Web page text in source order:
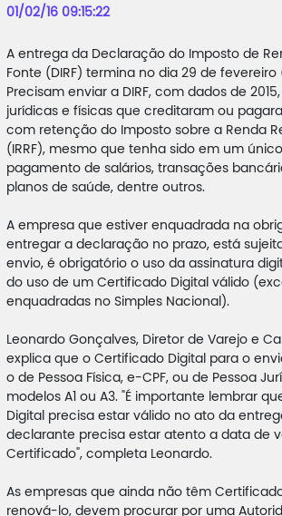
01/02/16 09:15:22
A entrega da Declaração do Imposto de
Fonte (DIRF) termina no dia 29 de
Precisam enviar a DIRF, com dados de
jurídicas e físicas que creditaram ou
com retenção do Imposto sobre a Renda
(IRRF), mesmo que tenha sido em um
pagamento de salários, transações
planos de saúde, dentre outros.
A empresa que estiver enquadrada na
entregar a declaração no prazo, está
envio, é obrigatório o uso da assinatura
do uso de um Certificado Digital válido
enquadradas no Simples Nacional).
Leonardo Gonçalves, Diretor de Varejo e
explica que o Certificado Digital para o
o de Pessoa Física, e-CPF, ou de Pessoa
modelos A1 ou A3. "É importante lembrar
Digital precisa estar válido no ato da
declarante precisa estar atento a data de
Certificado", completa Leonardo.
As empresas que ainda não têm
renová-lo, devem procurar por uma